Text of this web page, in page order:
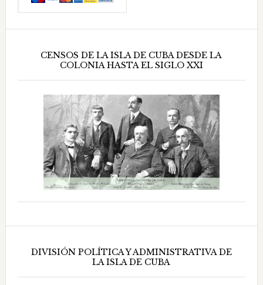
CENSOS DE LA ISLA DE CUBA DESDE LA
COLONIA HASTA EL SIGLO XXI
DIVISIÓN POLÍTICA Y ADMINISTRATIVA DE
LA ISLA DE CUBA